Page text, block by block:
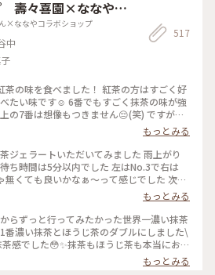
壽々喜園×ななやコ
×ななやコラボショップ
中
517
茶の味を食べました！ 紅茶の方はすごく好
たい味です☺️ 6番でもすごく抹茶の味が強
7番は想像もつきません😔(笑) ですが、
ってもオススメです👌🏻浅草観光がてらお店
👧🏻💗 #和スイーツ #ジェラー
や
もっとみる
ジェラートいただいてみました 雨上がり
ち時間は5分以内でした 左はNo.3で右は
無くても良いかなぁ〜って感じでした 次回
てみたいなぁ〜
もっとみる
らずっと行ってみたかった世界一濃い抹茶
番濃い抹茶とほうじ茶のダブルにしました\
感でした😳✨抹茶もほうじ茶も本当にお茶
トで美味しかったです😌💓土曜のお昼過ぎ
ました💦でも行く価値ありです♪ #壽々喜
もっとみる